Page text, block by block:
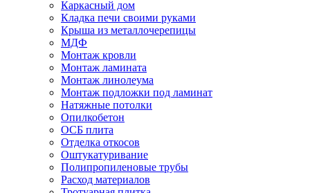
Каркасный дом
Кладка печи своими руками
Крыша из металлочерепицы
МДФ
Монтаж кровли
Монтаж ламината
Монтаж линолеума
Монтаж подложки под ламинат
Натяжные потолки
Опилкобетон
ОСБ плита
Отделка откосов
Оштукатуривание
Полипропиленовые трубы
Расход материалов